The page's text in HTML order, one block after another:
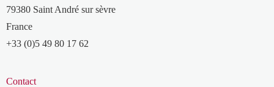
79380 Saint André sur sèvre
France
+33 (0)5 49 80 17 62
Contact